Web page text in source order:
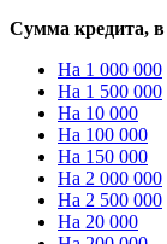
Сумма кредита, в
На 1 000 000
На 1 500 000
На 10 000
На 100 000
На 150 000
На 2 000 000
На 2 500 000
На 20 000